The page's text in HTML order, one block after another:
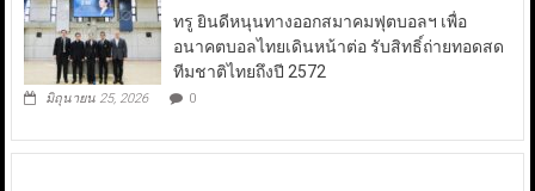
ทรู ยินดีหนุนทางออกสมาคมฟุตบอลฯ เพื่อ
อนาคตบอลไทยเดินหน้าต่อ รับสิทธิ์ถ่ายทอดสด
ทีมชาติไทยถึงปี 2572
มิถุนายน 25, 2026 0